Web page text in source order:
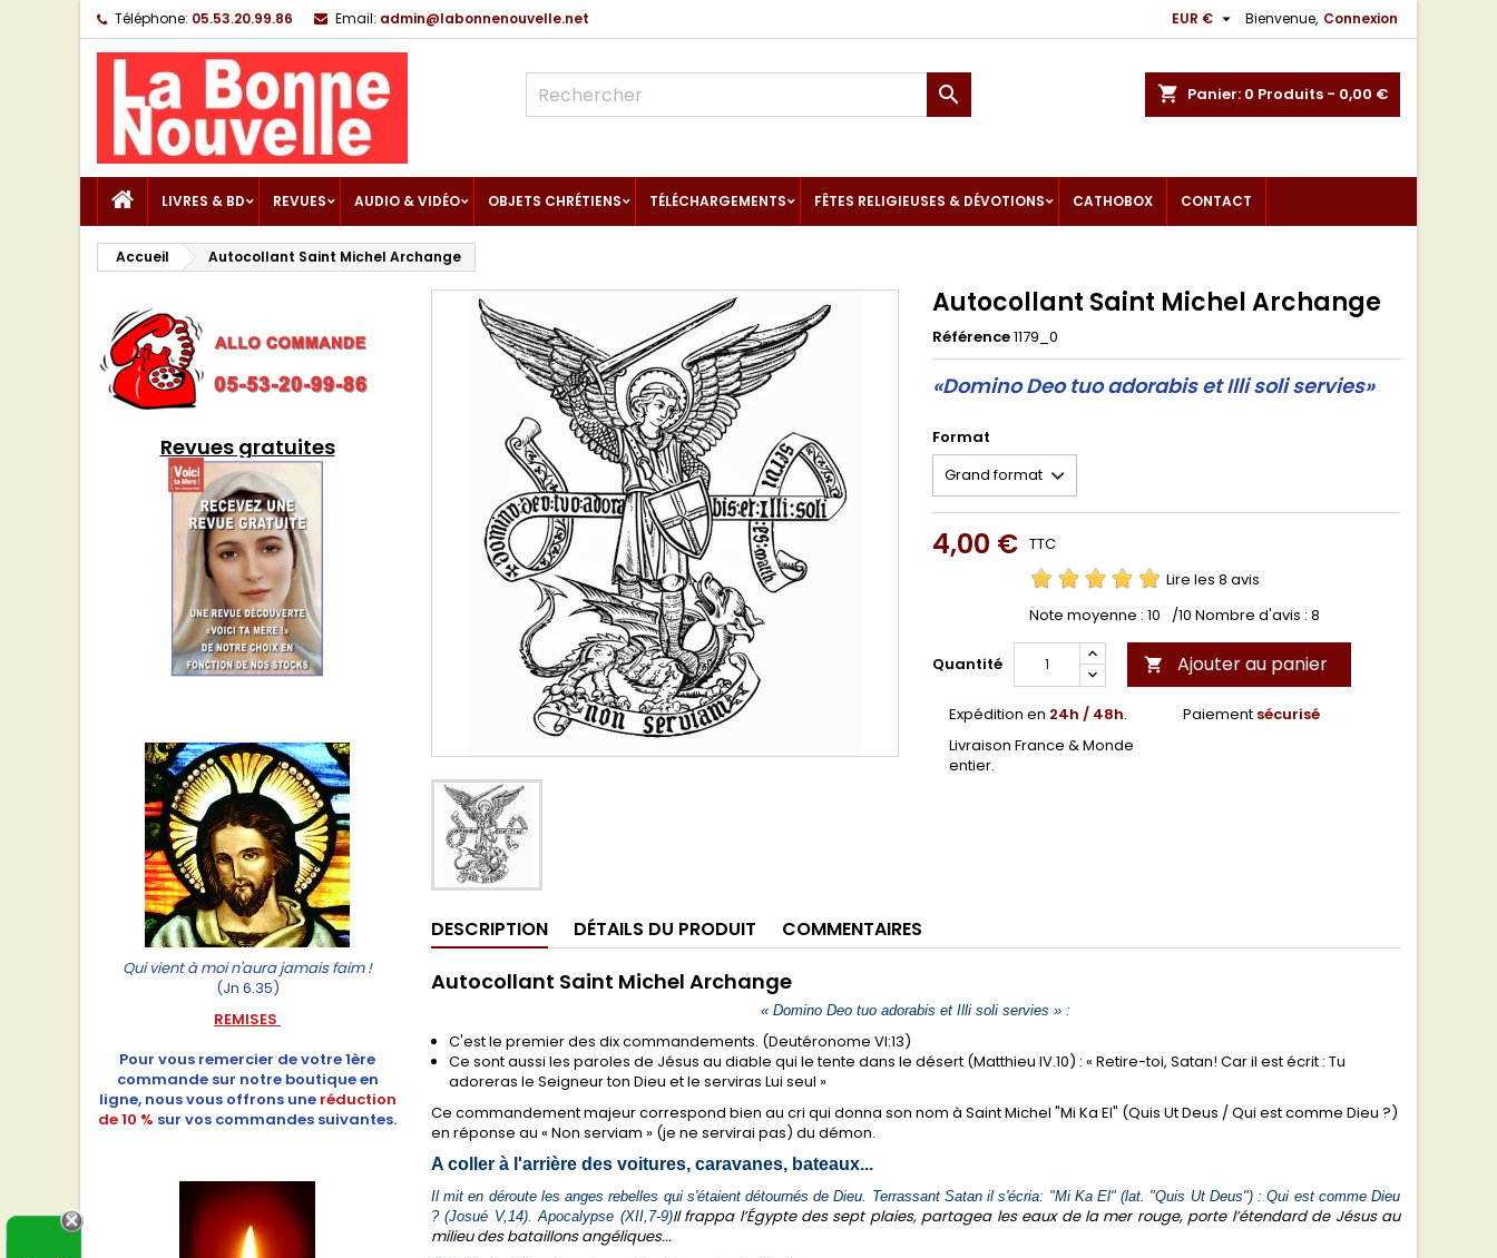
Téléphone: 05.53.20.99.86 Email: admin@labonnenouvelle.net Bienvenue, Connexion
EUR € 
shopping_cart Panier: 0 Produits - 0,00 €

LIVRES & BD REVUES AUDIO & VIDÉO OBJETS CHRÉTIENS TÉLÉCHARGEMENTS FÊTES RELIGIEUSES & DÉVOTIONS CATHOBOX CONTACT
Accueil Autocollant Saint Michel Archange
Revues gratuites
Qui vient à moi n'aura jamais faim !
(Jn 6.35)
REMISES
Pour vous remercier de votre 1ère
commande sur notre boutique en
ligne, nous vous offrons une réduction
de 10 % sur vos commandes suivantes.
Autocollant Saint Michel Archange
Référence1179_0
«Domino Deo tuo adorabis et Illi soli servies»
Format
4,00 € TTC
Lire les 8 avis
Note moyenne : 10 /10 Nombre d'avis : 8
Quantité  Ajouter au panier
Expédition en 24h / 48h.
Livraison France & Monde
entier.
Paiement sécurisé
DESCRIPTION DÉTAILS DU PRODUIT COMMENTAIRES
Autocollant Saint Michel Archange
« Domino Deo tuo adorabis et Illi soli servies » :
C'est le premier des dix commandements. (Deutéronome VI:13)
Ce sont aussi les paroles de Jésus au diable qui le tente dans le désert (Matthieu IV.10) : « Retire-toi, Satan! Car il est écrit : Tu
adoreras le Seigneur ton Dieu et le serviras Lui seul »
Ce commandement majeur correspond bien au cri qui donna son nom à Saint Michel "Mi Ka El" (Quis Ut Deus / Qui est comme Dieu ?)
en réponse au « Non serviam » (je ne servirai pas) du démon.
A coller à l'arrière des voitures, caravanes, bateaux...
Il mit en déroute les anges rebelles qui s'étaient détournés de Dieu. Terrassant Satan il s'écria: "Mi Ka El" (lat. "Quis Ut Deus") : Qui est comme Dieu
? (Josué V,14). Apocalypse (XII,7-9)Il frappa l’Égypte des sept plaies, partagea les eaux de la mer rouge, porte l’étendard de Jésus au
milieu des bataillons angéliques...